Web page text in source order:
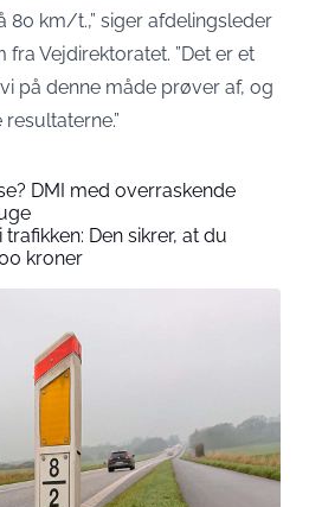
80 km/t.,” siger afdelingsleder
Vejdirektoratet. ”Det er et
på denne måde prøver af, og
DMI med overraskende
Den sikrer, at du
kroner